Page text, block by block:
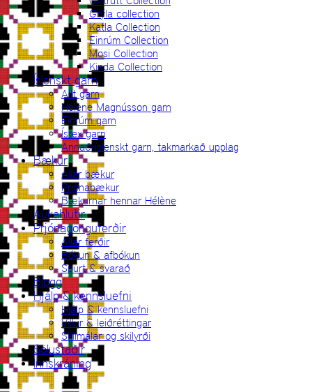
Grýla collection
Katla Collection
Einrúm Collection
Mosi Collection
Kinda Collection
Íslenskt garn
Allt garn
Hélène Magnússon garn
Einrúm garn
Ístex garn
Annað íslenskt garn, takmarkað upplag
Bækur
Allar bækur
Prjónabækur
Bækurnar hennar Hélène
Aukahlutir
Prjónagönguferðir
Allar ferðir
Bókun & afbókun
Spurt & svarað
Blogg
Hjálp & kennsluefni
Hjálp & kennsluefni
Villur & leiðréttingar
Skilmálar og skilyrði
Sölustaðir
Innskráning